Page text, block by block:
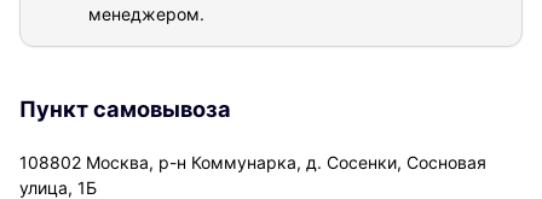
менеджером.
Пункт самовывоза
108802 Москва, р-н Коммунарка, д. Сосенки, Сосновая
улица, 1Б